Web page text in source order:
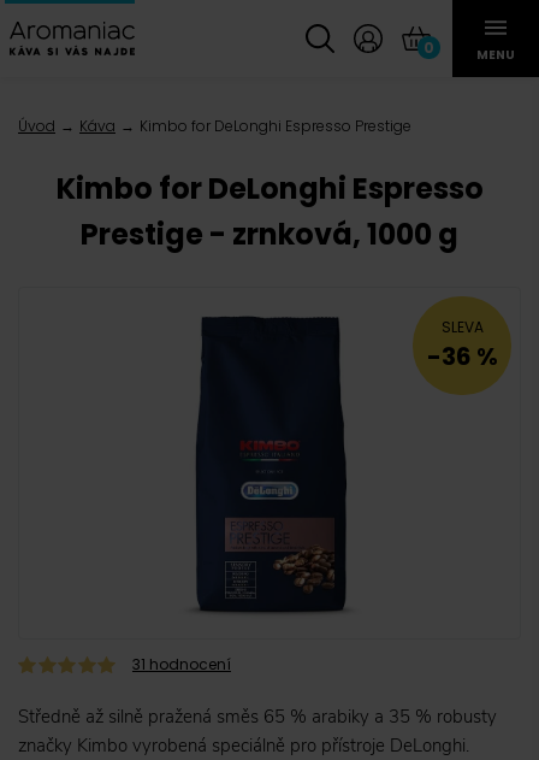
0 MENU
Úvod Káva Kimbo for DeLonghi Espresso Prestige
Kimbo for DeLonghi Espresso
Prestige - zrnková, 1000 g
SLEVA
-36 %
31 hodnocení
Středně až silně pražená směs 65 % arabiky a 35 % robusty
značky Kimbo vyrobená speciálně pro přístroje DeLonghi.